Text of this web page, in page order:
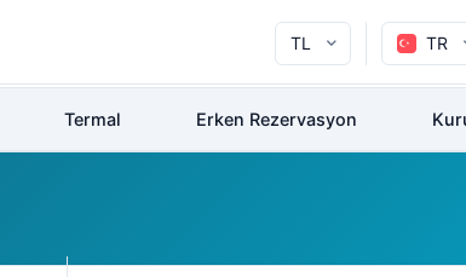
TL TR
Termal Erken Rezervasyon